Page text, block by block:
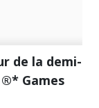
de la demi-
®* Games